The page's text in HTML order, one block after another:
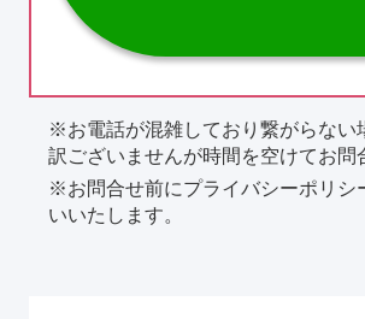
お電話が混雑しており繋がらない
訳ございませんが時間を空けてお問
お問合せ前にプライバシーポリシ
いいたします。